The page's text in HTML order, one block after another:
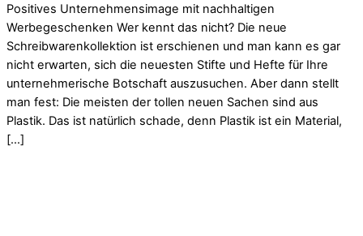
Positives Unternehmensimage mit nachhaltigen
Werbegeschenken Wer kennt das nicht? Die neue
Schreibwarenkollektion ist erschienen und man kann es gar
nicht erwarten, sich die neuesten Stifte und Hefte für Ihre
unternehmerische Botschaft auszusuchen. Aber dann stellt
man fest: Die meisten der tollen neuen Sachen sind aus
Plastik. Das ist natürlich schade, denn Plastik ist ein Material,
[…]